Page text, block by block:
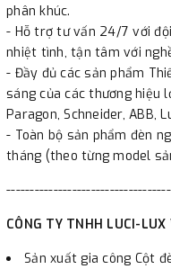
phân khúc.
- Hỗ trợ tư vấn 24/7 với
nhiệt tình, tận tâm với
- Đầy đủ các sản phẩm
sáng của các thương hiệu
Paragon, Schneider, ABB,
- Toàn bộ sản phẩm đèn
tháng (theo từng model
CÔNG TY TNHH LUCI-
Sản xuất gia công Cột